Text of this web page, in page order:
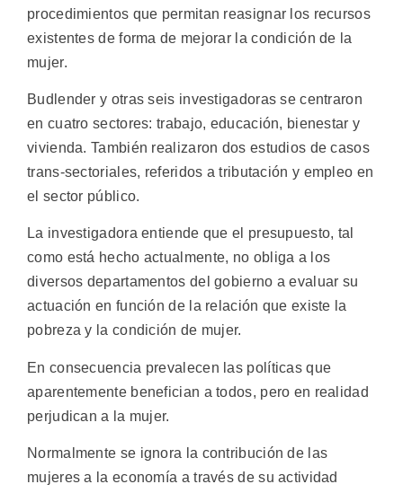
procedimientos que permitan reasignar los recursos
existentes de forma de mejorar la condición de la
mujer.
Budlender y otras seis investigadoras se centraron
en cuatro sectores: trabajo, educación, bienestar y
vivienda. También realizaron dos estudios de casos
trans-sectoriales, referidos a tributación y empleo en
el sector público.
La investigadora entiende que el presupuesto, tal
como está hecho actualmente, no obliga a los
diversos departamentos del gobierno a evaluar su
actuación en función de la relación que existe la
pobreza y la condición de mujer.
En consecuencia prevalecen las políticas que
aparentemente benefician a todos, pero en realidad
perjudican a la mujer.
Normalmente se ignora la contribución de las
mujeres a la economía a través de su actividad